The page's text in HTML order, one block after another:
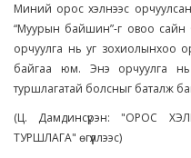
Миний орос хэлнээс
“Муурын байшин”-г овоо сайн
орчуулга нь уг зохиолынхоо
байгаа юм. Энэ орчуулга
туршлагатай болсныг баталж
(Ц. Дамдинсүрэн: "ОРОС
ТУРШЛАГА" өгүүллээс)